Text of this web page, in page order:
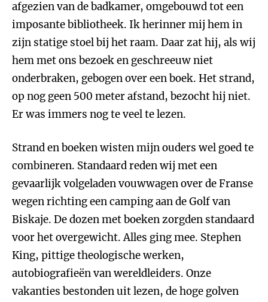
afgezien van de badkamer, omgebouwd tot een
imposante bibliotheek. Ik herinner mij hem in
zijn statige stoel bij het raam. Daar zat hij, als wij
hem met ons bezoek en geschreeuw niet
onderbraken, gebogen over een boek. Het strand,
op nog geen 500 meter afstand, bezocht hij niet.
Er was immers nog te veel te lezen.
Strand en boeken wisten mijn ouders wel goed te
combineren. Standaard reden wij met een
gevaarlijk volgeladen vouwwagen over de Franse
wegen richting een camping aan de Golf van
Biskaje. De dozen met boeken zorgden standaard
voor het overgewicht. Alles ging mee. Stephen
King, pittige theologische werken,
autobiografieën van wereldleiders. Onze
vakanties bestonden uit lezen, de hoge golven